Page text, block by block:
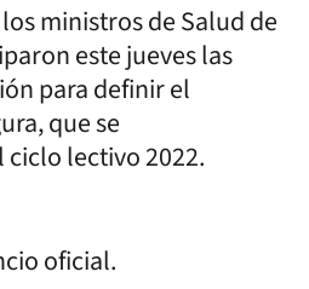
ministros de Salud de
este jueves las
para definir el
que se
lectivo 2022.
oficial.